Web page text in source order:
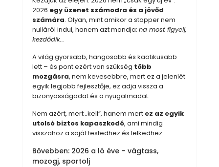
2026 egy üzenet számodra és a jövőd
számára. Olyan, mint amikor a stopper nem
nulláról indul, hanem azt mondja: na most figyelj,
kezdődik...
A világ gyorsabb, hangosabb és kaotikusabb
lett – és pont ezért van szükség több
mozgásra, nem kevesebbre, mert ez a jelenlét
egyik legjobb fejlesztője, ez adja vissza a
bizonyosságodat és a nyugalmadat.
Nem azért, mert „kell”, hanem mert ez az egyik
utolsó biztos kapaszkodó, ami mindig
visszahoz a saját testedhez és lelkedhez.
Bővebben: 2026 a ló éve – vágtass,
mozogj, sportolj